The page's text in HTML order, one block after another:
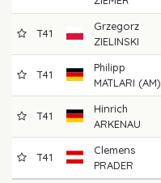
T41
Grzegorz
ZIELINSKI
T41
Philipp
MATLARI (AM)
T41
Hinrich
ARKENAU
T41
Clemens
PRADER